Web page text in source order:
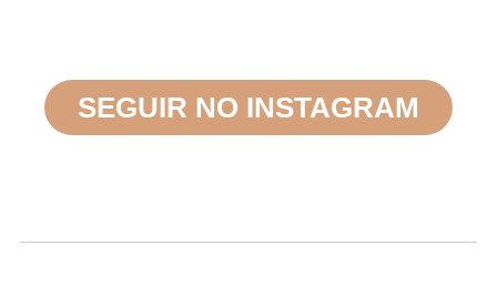
SEGUIR NO INSTAGRAM